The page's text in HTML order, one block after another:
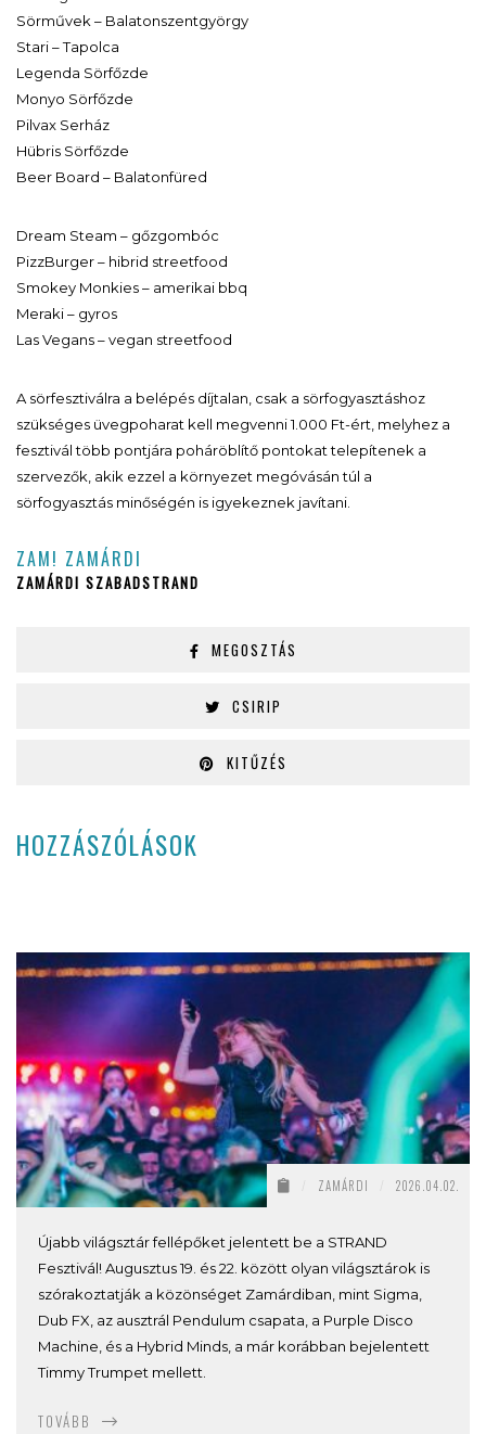
Sörművek – Balatonszentgyörgy
Stari – Tapolca
Legenda Sörfőzde
Monyo Sörfőzde
Pilvax Serház
Hübris Sörfőzde
Beer Board – Balatonfüred
Dream Steam – gőzgombóc
PizzBurger – hibrid streetfood
Smokey Monkies – amerikai bbq
Meraki – gyros
Las Vegans – vegan streetfood
A sörfesztiválra a belépés díjtalan, csak a sörfogyasztáshoz
szükséges üvegpoharat kell megvenni 1.000 Ft-ért, melyhez a
fesztivál több pontjára poháröblítő pontokat telepítenek a
szervezők, akik ezzel a környezet megóvásán túl a
sörfogyasztás minőségén is igyekeznek javítani.
ZAM! ZAMÁRDI
ZAMÁRDI SZABADSTRAND
MEGOSZTÁS
CSIRIP
KITŰZÉS
HOZZÁSZÓLÁSOK
ZAMÁRDI 2026.04.02.
Újabb világsztár fellépőket jelentett be a STRAND
Fesztivál! Augusztus 19. és 22. között olyan világsztárok is
szórakoztatják a közönséget Zamárdiban, mint Sigma,
Dub FX, az ausztrál Pendulum csapata, a Purple Disco
Machine, és a Hybrid Minds, a már korábban bejelentett
Timmy Trumpet mellett.
TOVÁBB